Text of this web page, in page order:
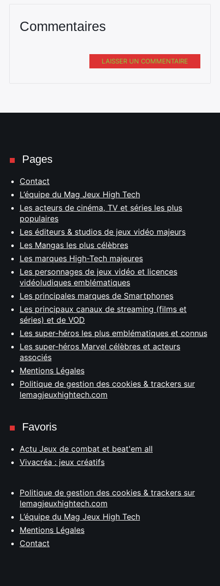
Commentaires
LAISSER UN COMMENTAIRE
Pages
Contact
L’équipe du Mag Jeux High Tech
Les acteurs de cinéma, TV et séries les plus
populaires
Les éditeurs & studios de jeux vidéo majeurs
Les Mangas les plus célèbres
Les marques High-Tech majeures
Les personnages de jeux vidéo et licences
vidéoludiques emblématiques
Les principales marques de Smartphones
Les principaux canaux de streaming (films et
séries) et de VOD
Les super-héros les plus emblématiques et connus
Les super-héros Marvel célèbres et acteurs
associés
Mentions Légales
Politique de gestion des cookies & trackers sur
lemagjeuxhightech.com
Favoris
Actu Jeux de combat et beat'em all
Vivacréa : jeux créatifs
Politique de gestion des cookies & trackers sur
lemagjeuxhightech.com
L’équipe du Mag Jeux High Tech
Mentions Légales
Contact